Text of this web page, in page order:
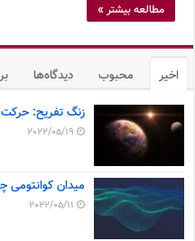
مطالعه بیشتر »
اخیر محبوب دیدگاه‌ها
زنگ تفریح:
2022/05/19
میدان
2022/05/11